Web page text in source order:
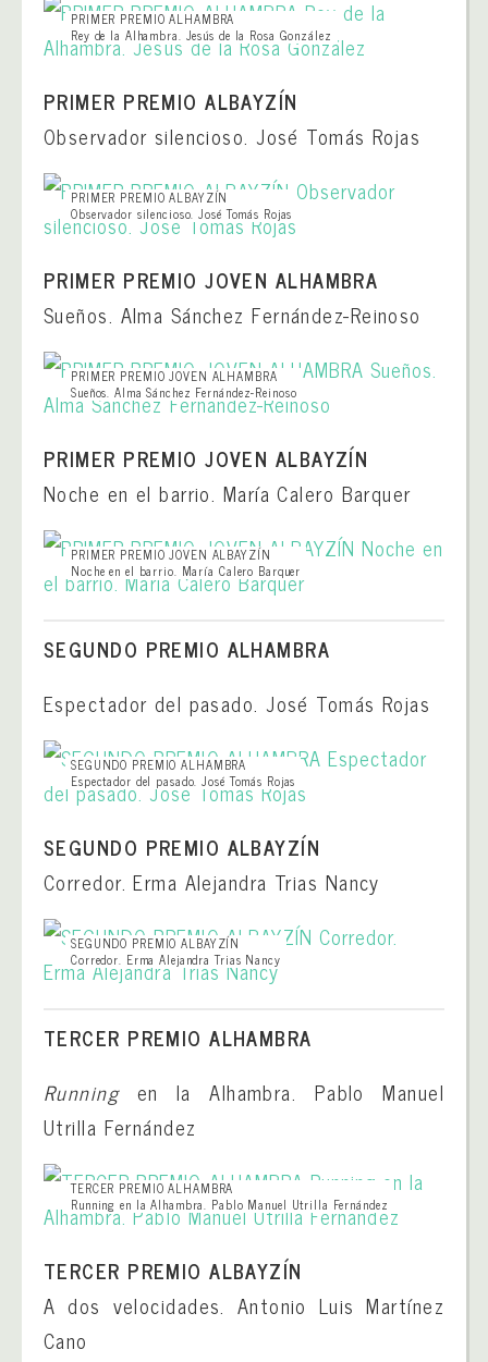
PRIMER PREMIO ALHAMBRA
Rey de la Alhambra. Jesús de la Rosa González
PRIMER PREMIO ALBAYZÍN
Observador silencioso. José Tomás Rojas
PRIMER PREMIO ALBAYZÍN
Observador silencioso. José Tomás Rojas
PRIMER PREMIO JOVEN ALHAMBRA
Sueños. Alma Sánchez Fernández-Reinoso
PRIMER PREMIO JOVEN ALHAMBRA
Sueños. Alma Sánchez Fernández-Reinoso
PRIMER PREMIO JOVEN ALBAYZÍN
Noche en el barrio. María Calero Barquer
PRIMER PREMIO JOVEN ALBAYZÍN
Noche en el barrio. María Calero Barquer
SEGUNDO PREMIO ALHAMBRA
Espectador del pasado. José Tomás Rojas
SEGUNDO PREMIO ALHAMBRA
Espectador del pasado. José Tomás Rojas
SEGUNDO PREMIO ALBAYZÍN
Corredor. Erma Alejandra Trias Nancy
SEGUNDO PREMIO ALBAYZÍN
Corredor. Erma Alejandra Trias Nancy
TERCER PREMIO ALHAMBRA
Runningen la Alhambra. Pablo Manuel
Utrilla Fernández
TERCER PREMIO ALHAMBRA
Running en la Alhambra. Pablo Manuel Utrilla Fernández
TERCER PREMIO ALBAYZÍN
A dos velocidades. Antonio Luis Martínez
Cano